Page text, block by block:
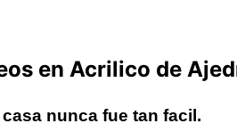
en Acrilico de
nunca fue tan facil.